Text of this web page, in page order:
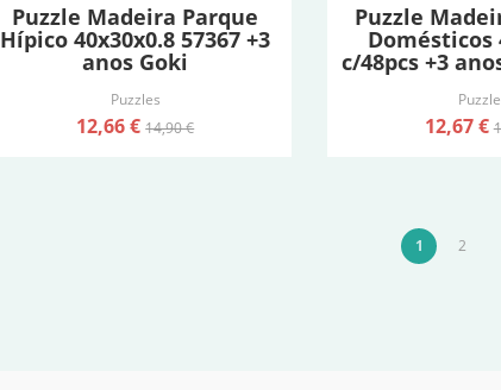
Puzzle Madeira Parque
Hípico 40x30x0.8 57367 +3
anos Goki
Puzzles
12,66 €14,90 €
Puzzle
Domésticos
c/48pcs +3
12,67 €
1 2